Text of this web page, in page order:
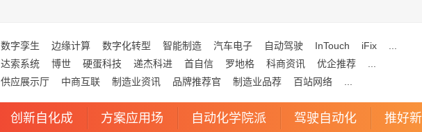
数字孪生 边缘计算 数字化转型 智能制造 汽车电子 自动驾驶 InTouch iFix
达索系统 博世 硬蛋科技 递杰科进 首自信 罗地格 科商资讯 优企推荐
供应展示厅 中商互联 制造业资讯 品牌推荐官 制造业品荐 百站网络
创新自化成 方案应用场 自动化学院派 驾驶自动化 推好